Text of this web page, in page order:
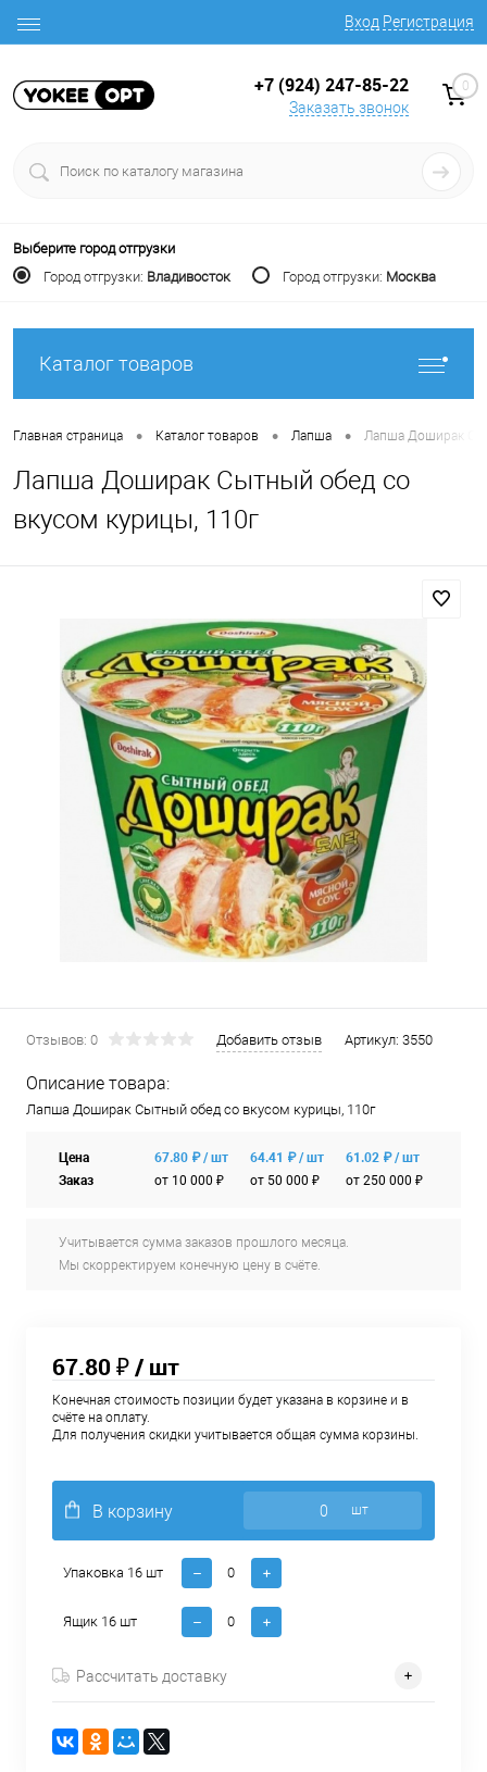
Вход Регистрация
+7 (924) 247-85-22
Заказать звонок
0
Выберите город отгрузки
Город отгрузки: Владивосток Город отгрузки: Москва
Каталог товаров
Главная страница • Каталог товаров • Лапша • Лапша Доширак
Лапша Доширак Сытный обед со
вкусом курицы, 110г
Отзывов: 0 Добавить отзыв Артикул: 3550
Описание товара:
Лапша Доширак Сытный обед со вкусом курицы, 110г
Цена
Заказ
67.80 ₽ / шт
от 10 000 ₽
64.41 ₽ / шт
от 50 000 ₽
61.02 ₽ / шт
от 250 000 ₽
Учитывается сумма заказов прошлого месяца.
Мы скорректируем конечную цену в счёте.
67.80 ₽/ шт
Конечная стоимость позиции будет указана в корзине и в
счёте на оплату.
Для получения скидки учитывается общая сумма корзины.
В корзину шт
Упаковка 16 шт
Ящик 16 шт
Рассчитать доставку